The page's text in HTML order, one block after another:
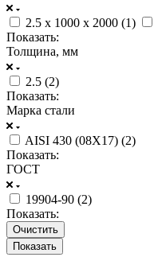
2.5 x 1000 x 2000 (1)
Показать:
Толщина, мм
2.5 (2)
Показать:
Марка стали
AISI 430 (08Х17) (2)
Показать:
ГОСТ
19904-90 (2)
Показать:
Очистить